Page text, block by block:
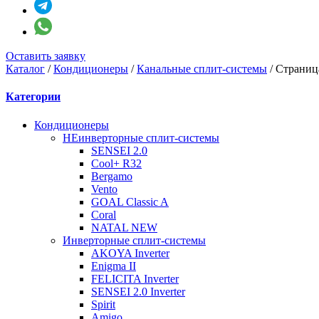
Оставить заявку
Каталог /Кондиционеры /Канальные сплит-системы /
Категории
Кондиционеры
НЕинверторные сплит-системы
SENSEI 2.0
Cool+ R32
Bergamo
Vento
GOAL Classic A
Coral
NATAL NEW
Инверторные сплит-системы
AKOYA Inverter
Enigma II
FELICITA Inverter
SENSEI 2.0 Inverter
Spirit